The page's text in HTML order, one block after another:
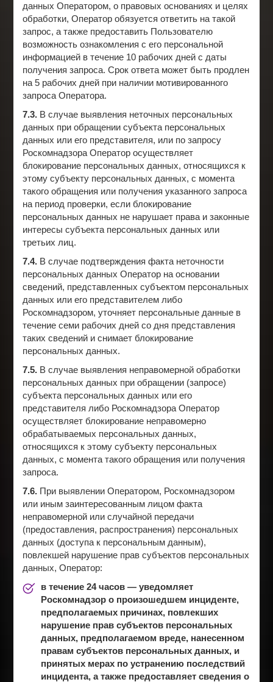
данных Оператором, о правовых основаниях и целях
обработки, Оператор обязуется ответить на такой
запрос, а также предоставить Пользователю
возможность ознакомления с его персональной
информацией в течение 10 рабочих дней с даты
получения запроса. Срок ответа может быть продлен
на 5 рабочих дней при наличии мотивированного
запроса Оператора.
7.3. В случае выявления неточных персональных
данных при обращении субъекта персональных
данных или его представителя, или по запросу
Роскомнадзора Оператор осуществляет
блокирование персональных данных, относящихся к
этому субъекту персональных данных, с момента
такого обращения или получения указанного запроса
на период проверки, если блокирование
персональных данных не нарушает права и законные
интересы субъекта персональных данных или
третьих лиц.
7.4. В случае подтверждения факта неточности
персональных данных Оператор на основании
сведений, представленных субъектом персональных
данных или его представителем либо
Роскомнадзором, уточняет персональные данные в
течение семи рабочих дней со дня представления
таких сведений и снимает блокирование
персональных данных.
7.5. В случае выявления неправомерной обработки
персональных данных при обращении (запросе)
субъекта персональных данных или его
представителя либо Роскомнадзора Оператор
осуществляет блокирование неправомерно
обрабатываемых персональных данных,
относящихся к этому субъекту персональных
данных, с момента такого обращения или получения
запроса.
7.6. При выявлении Оператором, Роскомнадзором
или иным заинтересованным лицом факта
неправомерной или случайной передачи
(предоставления, распространения) персональных
данных (доступа к персональным данным),
повлекшей нарушение прав субъектов персональных
данных, Оператор:
в течение 24 часов — уведомляет
Роскомнадзор о произошедшем инциденте,
предполагаемых причинах, повлекших
нарушение прав субъектов персональных
данных, предполагаемом вреде, нанесенном
правам субъектов персональных данных, и
принятых мерах по устранению последствий
инцидента, а также предоставляет сведения о